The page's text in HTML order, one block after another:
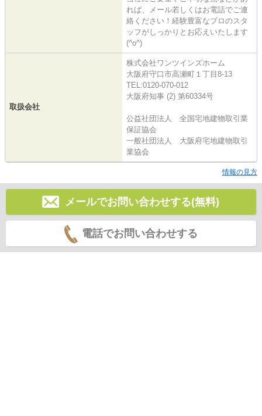
れば、メール若しくはお電話でご連
絡ください！経験豊富なプロのスタ
ッフがしっかりとお応えいたします
(^o^)
取扱会社
株式会社ワンツインズホーム
大阪府守口市高瀬町１丁目8-13
TEL:0120-070-012
大阪府知事 (2) 第60334号
公益社団法人 全国宅地建物取引業
保証協会
一般社団法人 大阪府宅地建物取引
業協会
情報の見方
メールでお問い合わせする(無料)
電話でお問い合わせする